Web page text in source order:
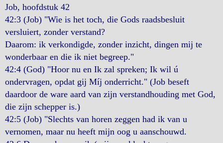
Job, hoofdstuk 42
42:3 (Job) "Wie is het toch, die Gods raadsbesluit
versluiert, zonder verstand?
Daarom: ik verkondigde, zonder inzicht, dingen mij te
wonderbaar en die ik niet begreep."
42:4 (God) "Hoor nu en Ik zal spreken; Ik wil ú
ondervragen, opdat gij Míj onderricht." (Job beseft
daardoor de ware aard van zijn verstandhouding met God,
die zijn schepper is.)
42:5 (Job) "Slechts van horen zeggen had ik van u
vernomen, maar nu heeft mijn oog u aanschouwd.